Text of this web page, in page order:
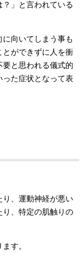
」と言われている
向いてしまう事も
とができずに人を衝
と思われる儀式的
た症状となって表
り、運動神経が悪い
り、特定の肌触りの
す。